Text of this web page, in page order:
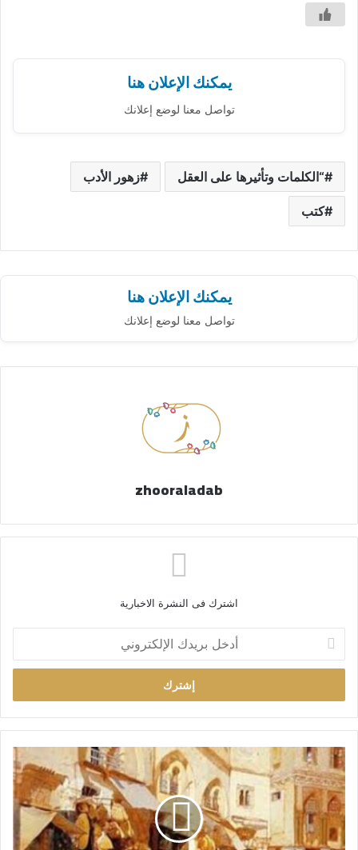
يمكنك الإعلان هنا
تواصل معنا لوضع إعلانك
“الكلمات وتأثيرها على العقل زهور الأدب
كتب
يمكنك الإعلان هنا
تواصل معنا لوضع إعلانك
zhooraladab
اشترك فى النشرة الاخبارية
خ
ب
ر
د
ك
ا
ل
إ